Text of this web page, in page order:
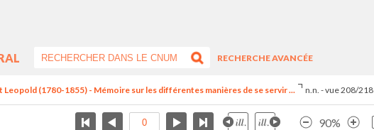
RECHERCHE AVANCÉE
Leopold (1780-1855) - Mémoire sur les différentes manières de se servir ... n.n. - vue 208/218
90%